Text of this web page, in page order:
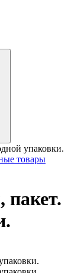
упаковки.
товары